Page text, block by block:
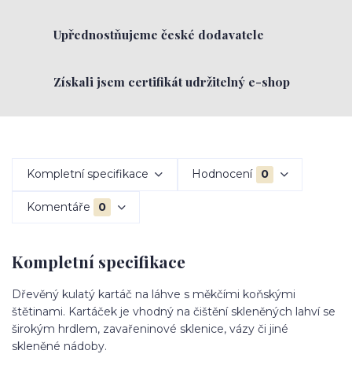
Upřednostňujeme české dodavatele
Získali jsem certifikát udržitelný e-shop
Kompletní specifikace Hodnocení 0
Komentáře 0
Kompletní specifikace
Dřevěný kulatý kartáč na láhve s měkčími koňskými
štětinami. Kartáček je vhodný na čištění skleněných lahví se
širokým hrdlem, zavařeninové sklenice, vázy či jiné
skleněné nádoby.